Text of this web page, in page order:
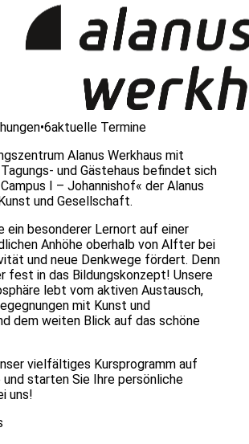
•6aktuelle Termine
Alanus Werkhaus mit
und Gästehaus befindet sich
I – Johannishof« der Alanus
und Gesellschaft.
ein besonderer Lernort auf einer
Anhöhe oberhalb von Alfter bei
und neue Denkwege fördert. Denn
fest in das Bildungskonzept! Unsere
lebt vom aktiven Austausch,
mit Kunst und
dem weiten Blick auf das schöne
vielfältiges Kursprogramm auf
starten Sie Ihre persönliche
uns!